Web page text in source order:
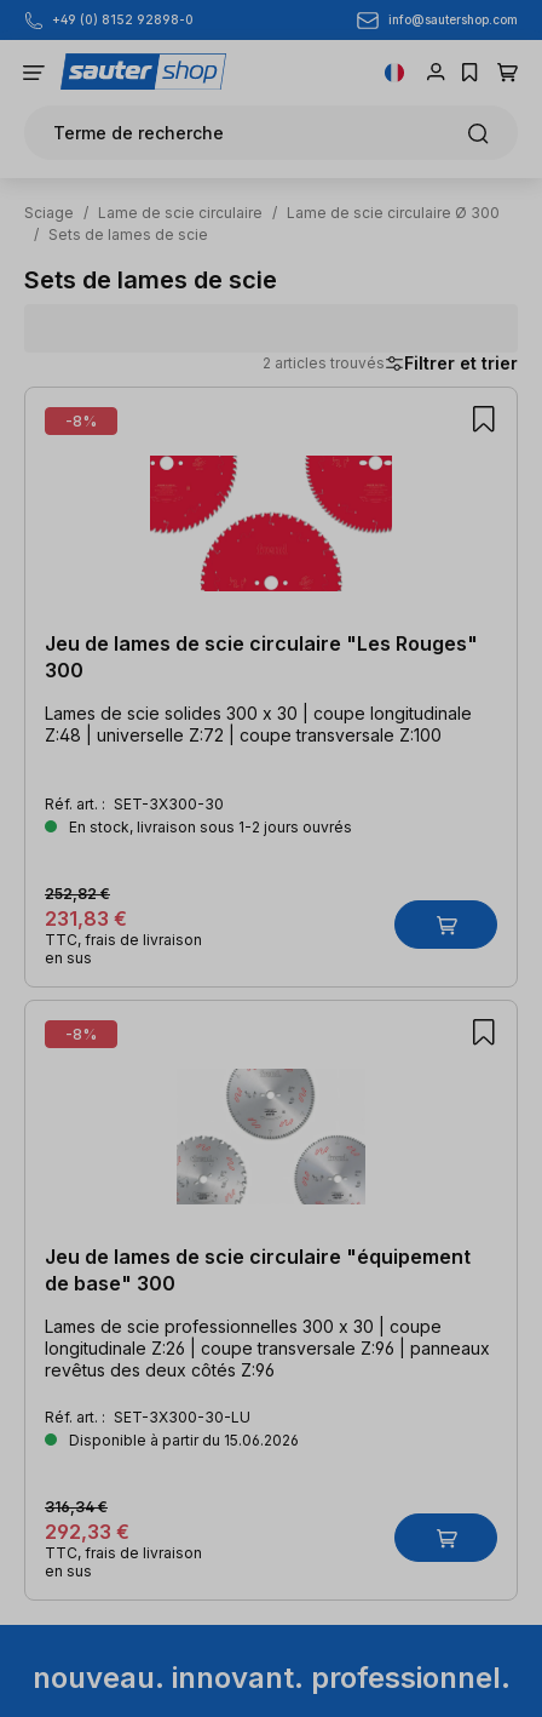
Passer au contenu principal
+49 (0) 8152 92898-0 info@sautershop.com
Terme de recherche
Sciage / Lame de scie circulaire / Lame de scie circulaire Ø 300
/ Sets de lames de scie
Sets de lames de scie
2 articles trouvés Filtrer et trier
2 articles trouvés
-8%
Jeu de lames de scie circulaire "Les Rouges"
300
Lames de scie solides 300 x 30 | coupe longitudinale
Z:48 | universelle Z:72 | coupe transversale Z:100
Réf. art. : SET-3X300-30
En stock, livraison sous 1-2 jours ouvrés
231,83 €
252,82 €
TTC, frais de livraison
en sus
-8%
Jeu de lames de scie circulaire "équipement
de base" 300
Lames de scie professionnelles 300 x 30 | coupe
longitudinale Z:26 | coupe transversale Z:96 | panneaux
revêtus des deux côtés Z:96
Réf. art. : SET-3X300-30-LU
Disponible à partir du 15.06.2026
292,33 €
316,34 €
TTC, frais de livraison
en sus
nouveau. innovant. professionnel.